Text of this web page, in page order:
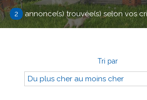
2 annonce(s) trouvée(s) selon vos
Tri par
Du plus cher au moins cher
Type
d'offre
Vente
Ville